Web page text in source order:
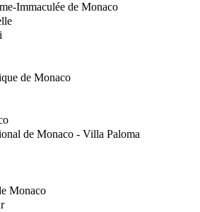
Immaculée de Monaco
de Monaco
de Monaco - Villa Paloma
Monaco